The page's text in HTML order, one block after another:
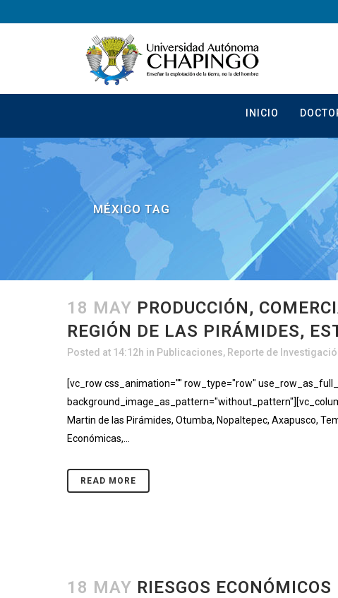
INICIO
MÉXICO TAG
18 MAY PRODUCCIÓN,
REGIÓN DE LAS PIRÁMIDES,
Posted at 14:12h in Publicaciones, Reporte de
[vc_row css_animation="" row_type="row"
Martin de las Pirámides, Otumba, Nopaltepec, Axapusco,
Económicas,...
READ MORE
18 MAY RIESGOS